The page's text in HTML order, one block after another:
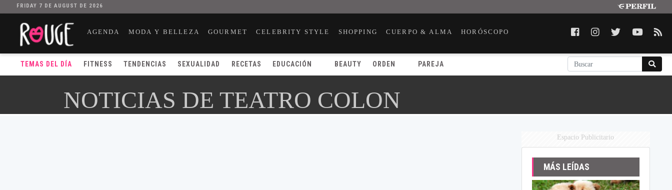
FRIDAY 7 DE AUGUST DE 2026
AGENDA MODA Y BELLEZA GOURMET CELEBRITY STYLE SHOPPING CUERPO & ALMA HORÓSCOPO
TEMAS DEL DÍA FITNESS TENDENCIAS SEXUALIDAD RECETAS EDUCACIÓN BEAUTY ORDEN PAREJA
NOTICIAS DE TEATRO COLON
Espacio Publicitario
MÁS LEÍDAS